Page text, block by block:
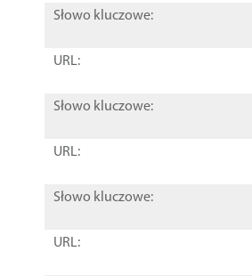
Słowo kluczowe:
URL:
Słowo kluczowe:
URL:
Słowo kluczowe:
URL: